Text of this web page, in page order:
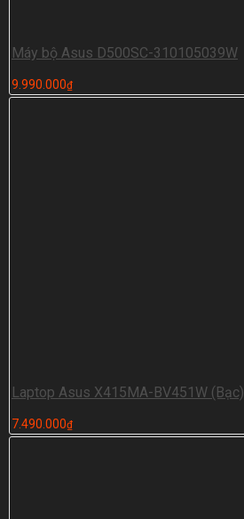
Máy bộ Asus D500SC-310105039W
9.990.000₫
Laptop Asus X415MA-BV451W (Bạc)
7.490.000₫